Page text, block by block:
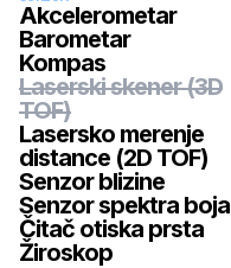
Akcelerometar
Barometar
Kompas
Laserski skener (3D
TOF)
Lasersko merenje
distance (2D TOF)
Senzor blizine
Senzor spektra boja
Čitač otiska prsta
Žiroskop